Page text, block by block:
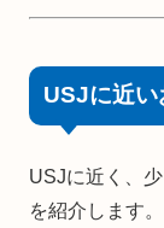
USJに近い
USJに近く、
を紹介します。